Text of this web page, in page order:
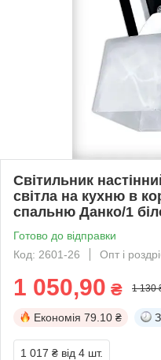
Світильник
світла на кухню в
спальню Данко/1
Готово до відправки
Код: 2601-26
Опт і
1 050,90 ₴ 1 130
Економія 79.10 ₴
1 017 ₴ від 4 шт.